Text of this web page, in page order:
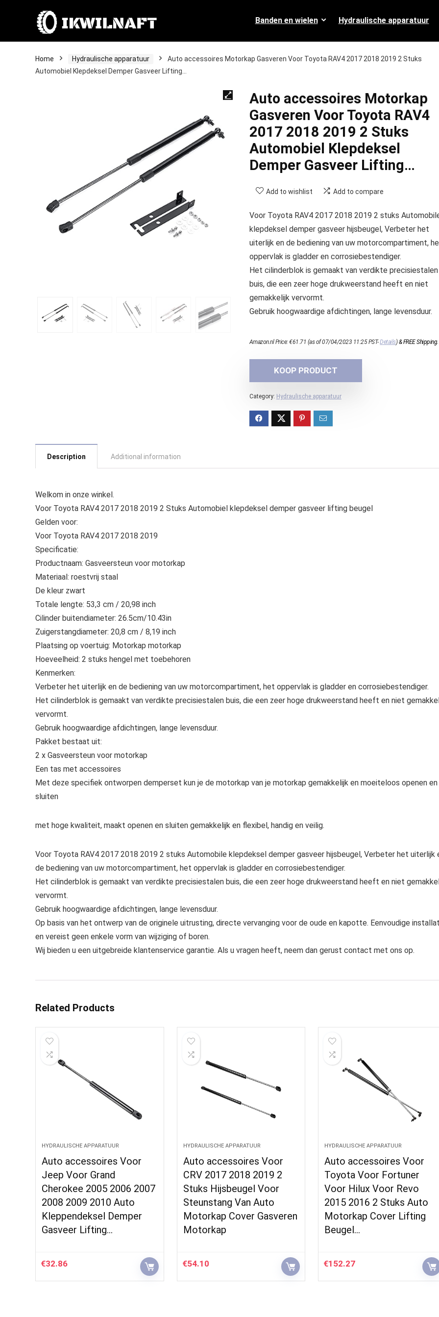
Banden en wielen Hydraulische apparatuur
Home Hydraulische apparatuur
Auto accessoires Motorkap Gasveren Voor Toyota RAV4 2017 2018 2019 2 Stuks
Automobiel Klepdeksel Demper Gasveer Lifting…
Auto accessoires Motorkap
Gasveren Voor Toyota RAV4
2017 2018 2019 2 Stuks
Automobiel Klepdeksel
Demper Gasveer Lifting…
Add to wishlist Add to compare
Voor Toyota RAV4 2017 2018 2019 2 stuks
klepdeksel demper gasveer hijsbeugel, Verbeter het
uiterlijk en de bediening van uw motorcompartiment,
oppervlak is gladder en corrosiebestendiger.
Het cilinderblok is gemaakt van verdikte precisiestalen
buis, die een zeer hoge drukweerstand heeft en niet
gemakkelijk vervormt.
Gebruik hoogwaardige afdichtingen, lange levensduur.
Amazon.nl Price:€61.71 (as of 07/04/2023 11:25 PST-Details)&FREE Shipping.
KOOP PRODUCT
Category: Hydraulische apparatuur
Description Additional information
Welkom in onze winkel.
Voor Toyota RAV4 2017 2018 2019 2 Stuks Automobiel klepdeksel demper gasveer lifting beugel
Gelden voor:
Voor Toyota RAV4 2017 2018 2019
Specificatie:
Productnaam: Gasveersteun voor motorkap
Materiaal: roestvrij staal
De kleur zwart
Totale lengte: 53,3 cm / 20,98 inch
Cilinder buitendiameter: 26.5cm/10.43in
Zuigerstangdiameter: 20,8 cm / 8,19 inch
Plaatsing op voertuig: Motorkap motorkap
Hoeveelheid: 2 stuks hengel met toebehoren
Kenmerken:
Verbeter het uiterlijk en de bediening van uw motorcompartiment, het oppervlak is gladder en corrosiebestendiger.
Het cilinderblok is gemaakt van verdikte precisiestalen buis, die een zeer hoge drukweerstand heeft en niet
vervormt.
Gebruik hoogwaardige afdichtingen, lange levensduur.
Pakket bestaat uit:
2 x Gasveersteun voor motorkap
Een tas met accessoires
Met deze specifiek ontworpen demperset kun je de motorkap van je motorkap gemakkelijk en moeiteloos openen en
sluiten
met hoge kwaliteit, maakt openen en sluiten gemakkelijk en flexibel, handig en veilig.
Voor Toyota RAV4 2017 2018 2019 2 stuks Automobile klepdeksel demper gasveer hijsbeugel, Verbeter het uiterlijk
de bediening van uw motorcompartiment, het oppervlak is gladder en corrosiebestendiger.
Het cilinderblok is gemaakt van verdikte precisiestalen buis, die een zeer hoge drukweerstand heeft en niet
vervormt.
Gebruik hoogwaardige afdichtingen, lange levensduur.
Op basis van het ontwerp van de originele uitrusting, directe vervanging voor de oude en kapotte. Eenvoudige
en vereist geen enkele vorm van wijziging of boren.
Wij bieden u een uitgebreide klantenservice garantie. Als u vragen heeft, neem dan gerust contact met ons op.
Related Products
HYDRAULISCHE APPARATUUR
Auto accessoires Voor
Jeep Voor Grand
Cherokee 2005 2006 2007
2008 2009 2010 Auto
Kleppendeksel Demper
Gasveer Lifting…
€32.86
HYDRAULISCHE APPARATUUR
Auto accessoires Voor
CRV 2017 2018 2019 2
Stuks Hijsbeugel Voor
Steunstang Van Auto
Motorkap Cover Gasveren
Motorkap
€54.10
HYDRAULISCHE APPARATUUR
Auto accessoires Voor
Toyota Voor Fortuner
Voor Hilux Voor Revo
2015 2016 2 Stuks Auto
Motorkap Cover Lifting
Beugel…
€152.27